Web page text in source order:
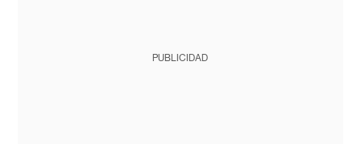
PUBLICIDAD